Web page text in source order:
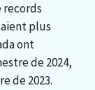
records
plus
ont
de 2024,
de 2023.